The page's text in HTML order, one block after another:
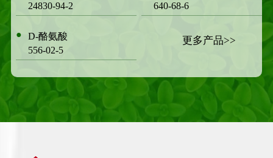
24830-94-2
640-68-6
●
D-酪氨酸
556-02-5
更多产品>>